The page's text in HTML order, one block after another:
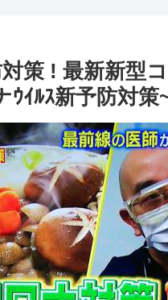
策 ! 最新新型
ｲﾙｽ新予防対策